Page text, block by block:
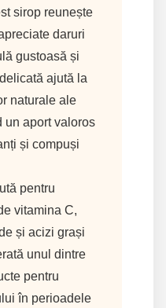
sirop reunește
daruri
gustoasă și
ajută la
naturale ale
un aport valoros
și compuși
pentru
vitamina C,
și acizi grași
unul dintre
pentru
în perioadele